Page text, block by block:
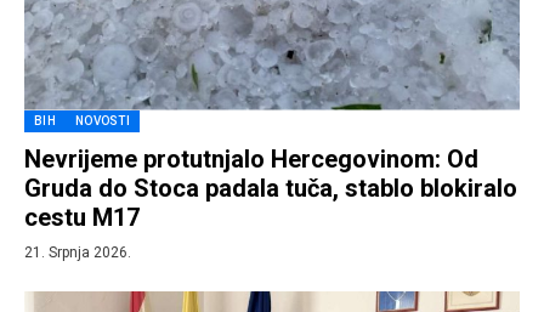
BIH NOVOSTI
Nevrijeme protutnjalo Hercegovinom: Od
Gruda do Stoca padala tuča, stablo blokiralo
cestu M17
21. Srpnja 2026.